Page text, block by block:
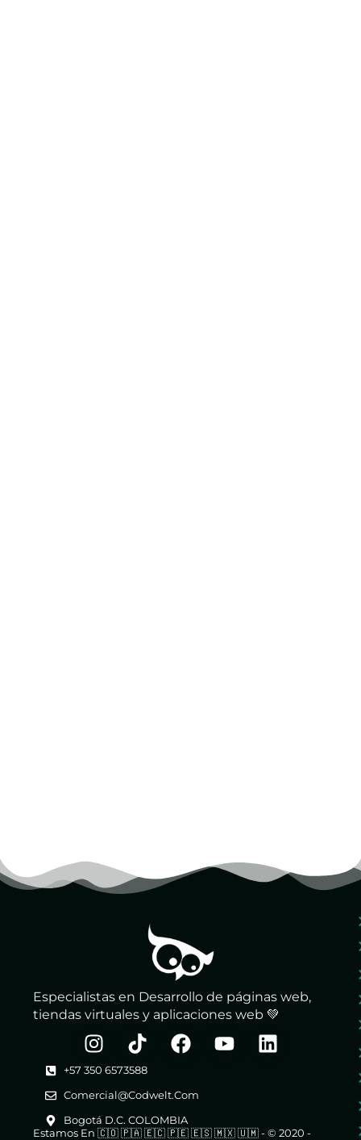
Especialistas en Desarrollo de páginas web,
tiendas virtuales y aplicaciones web 💚
+57 350 6573588
Comercial@codwelt.com
Bogotá D.C. COLOMBIA
Estamos En 🇨🇴 🇵🇦 🇪🇨 🇵🇪 🇪🇸 🇲🇽 🇺🇲 - © 2020 -